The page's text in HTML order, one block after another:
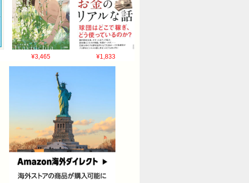
¥3,465 ¥1,833